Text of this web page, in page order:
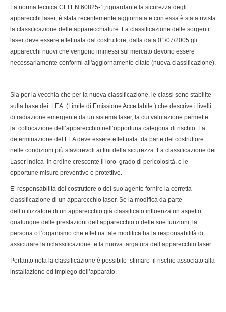
La norma tecnica CEI EN 60825-1,riguardante la sicurezza degli
apparecchi laser, è stata recentemente aggiornata e con essa è stata rivista
la classificazione delle apparecchiature. La classificazione delle sorgenti
laser deve essere effettuata dal costruttore; dalla data 01/07/2005 gli
apparecchi nuovi che vengono immessi sul mercato devono essere
necessariamente conformi all'aggiornamento citato (nuova classificazione).
Sia per la vecchia che per la nuova classificazione, le classi sono stabilite
sulla base dei LEA (Limite di Emissione Accettabile ) che descrive i livelli
di radiazione emergente da un sistema laser, la cui valutazione permette
la collocazione dell’apparecchio nell’opportuna categoria di rischio. La
determinazione del LEA deve essere effettuata da parte del costruttore
nelle condizioni più sfavorevoli ai fini della sicurezza. La classificazione dei
Laser indica in ordine crescente il loro grado di pericolosità, e le
opportune misure preventive e protettive.
E’ responsabilità del costruttore o del suo agente fornire la corretta
classificazione di un apparecchio laser. Se la modifica da parte
dell’utilizzatore di un apparecchio già classificato influenza un aspetto
qualunque delle prestazioni dell’apparecchio o delle sue funzioni, la
persona o l’organismo che effettua tale modifica ha la responsabilità di
assicurare la riclassificazione e la nuova targatura dell’apparecchio laser.
Pertanto nota la classificazione è possibile stimare il rischio associato alla
installazione ed impiego dell’apparato.